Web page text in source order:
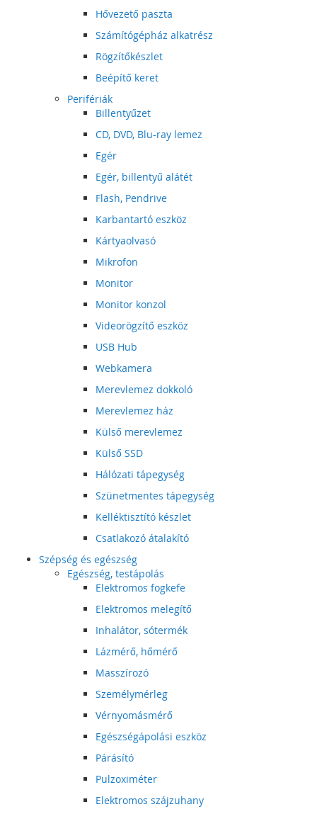
Hővezető paszta
Számítógépház alkatrész
Rögzítőkészlet
Beépítő keret
Perifériák
Billentyűzet
CD, DVD, Blu-ray lemez
Egér
Egér, billentyű alátét
Flash, Pendrive
Karbantartó eszköz
Kártyaolvasó
Mikrofon
Monitor
Monitor konzol
Videorögzítő eszköz
USB Hub
Webkamera
Merevlemez dokkoló
Merevlemez ház
Külső merevlemez
Külső SSD
Hálózati tápegység
Szünetmentes tápegység
Kelléktisztító készlet
Csatlakozó átalakító
Szépség és egészség
Egészség, testápolás
Elektromos fogkefe
Elektromos melegítő
Inhalátor, sótermék
Lázmérő, hőmérő
Masszírozó
Személymérleg
Vérnyomásmérő
Egészségápolási eszköz
Párásító
Pulzoximéter
Elektromos szájzuhany